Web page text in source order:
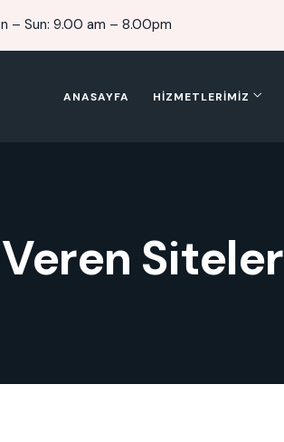
– Sun: 9.00 am – 8.00pm
ANASAYFA HIZMETLERIMIZ
Siteler